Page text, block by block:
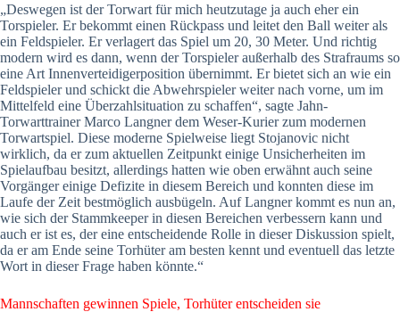
„Deswegen ist der Torwart für mich heutzutage ja auch eher ein
Torspieler. Er bekommt einen Rückpass und leitet den Ball weiter als
ein Feldspieler. Er verlagert das Spiel um 20, 30 Meter. Und richtig
modern wird es dann, wenn der Torspieler außerhalb des Strafraums so
eine Art Innenverteidigerposition übernimmt. Er bietet sich an wie ein
Feldspieler und schickt die Abwehrspieler weiter nach vorne, um im
Mittelfeld eine Überzahlsituation zu schaffen“, sagte Jahn-
Torwarttrainer Marco Langner dem Weser-Kurier zum modernen
Torwartspiel. Diese moderne Spielweise liegt Stojanovic nicht
wirklich, da er zum aktuellen Zeitpunkt einige Unsicherheiten im
Spielaufbau besitzt, allerdings hatten wie oben erwähnt auch seine
Vorgänger einige Defizite in diesem Bereich und konnten diese im
Laufe der Zeit bestmöglich ausbügeln. Auf Langner kommt es nun an,
wie sich der Stammkeeper in diesen Bereichen verbessern kann und
auch er ist es, der eine entscheidende Rolle in dieser Diskussion spielt,
da er am Ende seine Torhüter am besten kennt und eventuell das letzte
Wort in dieser Frage haben könnte.“
Mannschaften gewinnen Spiele, Torhüter entscheiden sie